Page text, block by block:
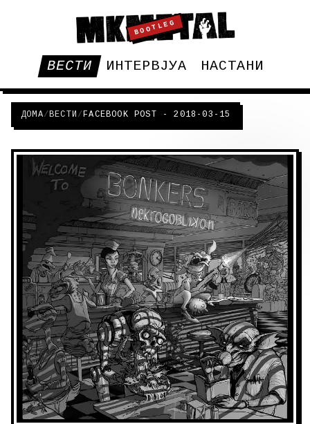
BOOTLEG
ВЕСТИ ИНТЕРВЈУА НАСТАНИ
ДОМА/ВЕСТИ /FACEBOOK POST - 2018-03-15